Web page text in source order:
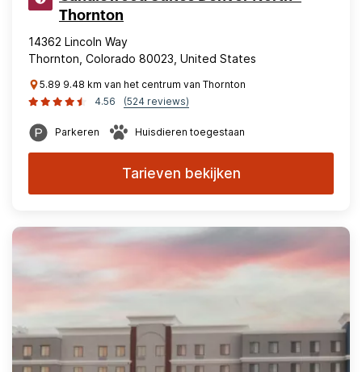
Thornton
14362 Lincoln Way
Thornton, Colorado 80023, United States
5.89 9.48 km van het centrum van Thornton
4.56
(524 reviews)
Parkeren Huisdieren toegestaan
Tarieven bekijken